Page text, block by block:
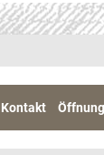
Kontakt